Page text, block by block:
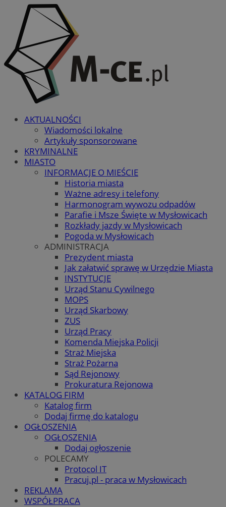
AKTUALNOŚCI
Wiadomości lokalne
Artykuły sponsorowane
KRYMINALNE
MIASTO
INFORMACJE O MIEŚCIE
Historia miasta
Ważne adresy i telefony
Harmonogram wywozu odpadów
Parafie i Msze Święte w Mysłowicach
Rozkłady jazdy w Mysłowicach
Pogoda w Mysłowicach
ADMINISTRACJA
Prezydent miasta
Jak załatwić sprawę w Urzędzie Miasta
INSTYTUCJE
Urząd Stanu Cywilnego
MOPS
Urząd Skarbowy
ZUS
Urząd Pracy
Komenda Miejska Policji
Straż Miejska
Straż Pożarna
Sąd Rejonowy
Prokuratura Rejonowa
KATALOG FIRM
Katalog firm
Dodaj firmę do katalogu
OGŁOSZENIA
OGŁOSZENIA
Dodaj ogłoszenie
POLECAMY
Protocol IT
Pracuj.pl - praca w Mysłowicach
REKLAMA
WSPÓŁPRACA